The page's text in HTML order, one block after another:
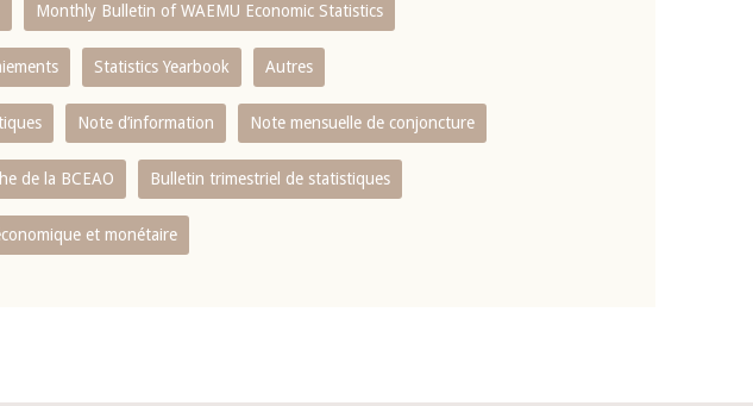
Monthly Bulletin of WAEMU Economic Statistics
Statistics Yearbook Autres
Note d’information Note mensuelle de conjoncture
de la BCEAO Bulletin trimestriel de statistiques
et monétaire